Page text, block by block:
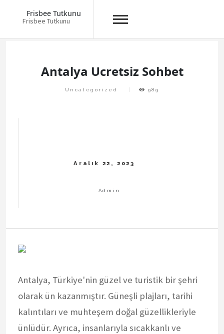
Frisbee Tutkunu
Frisbee Tutkunu
Antalya Ucretsiz Sohbet
Uncategorized 989
Antalya, Türkiye'nin güzel ve turistik bir şehri
olarak ün kazanmıştır. Güneşli plajları, tarihi
kalıntıları ve muhteşem doğal güzellikleriyle
ünlüdür. Ayrıca, insanlarıyla sıcakkanlı ve